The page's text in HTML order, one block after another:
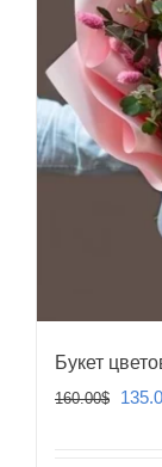
Букет
160.00$